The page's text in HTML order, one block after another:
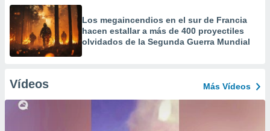
Los megaincendios en el sur de Francia
hacen estallar a más de 400 proyectiles
olvidados de la Segunda Guerra Mundial
Vídeos Más Vídeos